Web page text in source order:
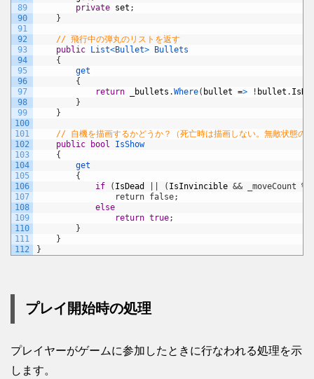
89
90
91
92
93
94
95
96
97
98
99
100
101
102
103
104
105
106
107
108
109
110
111
112
private set ;
}
// 飛行中の弾丸のリストを返す
public
List<Bullet>
Bullets
{
get
{
return
_bullets .Where( bullet => ! bullet .
}
}
// 自機を描画するかどうか？（死亡時は描画しない。無敵状態の
public
bool
IsShow
{
get
{
if
( IsDead ( IsInvincible && _moveCount
return false;
else
return true;
}
}
}
プレイ開始時の処理
プレイヤーがゲームに参加したときに行なわれる処理を示
します。